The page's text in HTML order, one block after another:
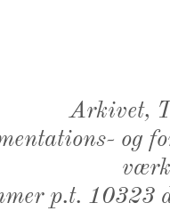
Arkivet,
og
p.t. 10323